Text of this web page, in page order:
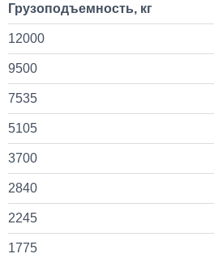
Установка Bi-LED линз в
Грузоподъемность, кг
12000
9500
7535
5105
3700
2840
2245
1775